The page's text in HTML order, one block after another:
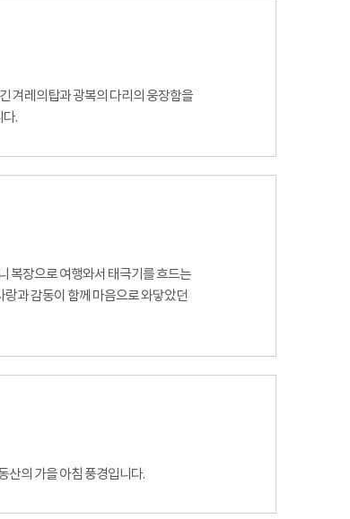
겨레의탑과 광복의 다리의 웅장함을
다.
복장으로 여행와서 태극기를 흐드는
과 감동이 함께 마음으로 와닿았던
산의 가을 아침 풍경입니다.